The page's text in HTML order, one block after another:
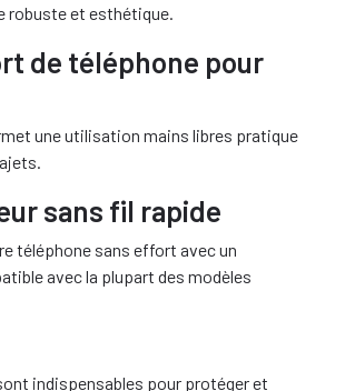
robuste et esthétique.
de téléphone pour
une utilisation mains libres pratique
sans fil rapide
téléphone sans effort avec un
avec la plupart des modèles
indispensables pour protéger et